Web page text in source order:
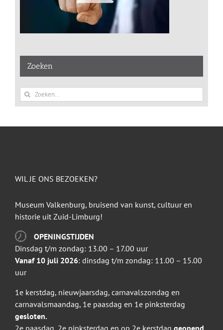
Zoeken
Zoeken
naar:
WIL JE ONS BEZOEKEN?
Museum Valkenburg, bruisend van kunst, cultuur en
historie uit Zuid-Limburg!
OPENINGSTIJDEN
Dinsdag t/m zondag: 13.00 – 17.00 uur
Vanaf 10 juli 2026: dinsdag t/m zondag: 11.00 – 15.00
uur
1e kerstdag, nieuwjaarsdag, carnavalszondag en
carnavalsmaandag, 1e paasdag en 1e pinksterdag
gesloten.